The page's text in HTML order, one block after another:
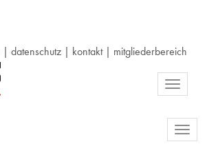
| datenschutz| kontakt| mitgliederbereich
Toggle